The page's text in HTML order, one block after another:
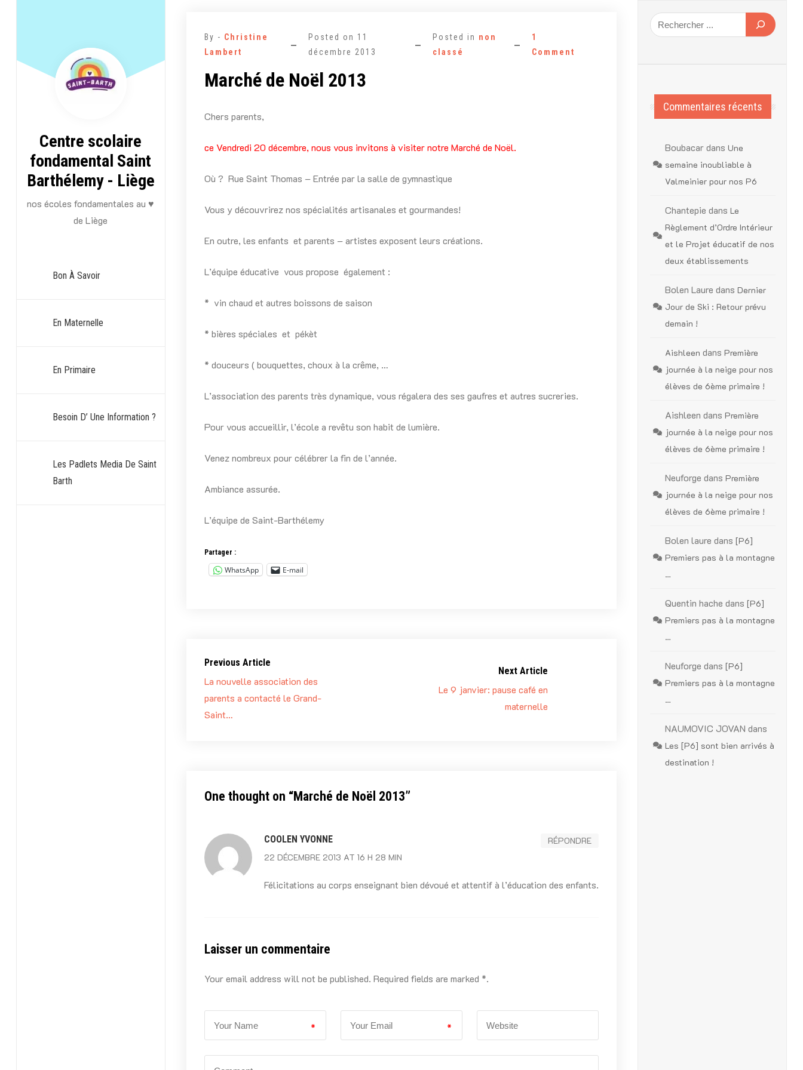
Centre scolaire
fondamental Saint
Barthélemy - Liège
nos écoles fondamentales au ♥
de Liège
Bon À Savoir
En Maternelle
En Primaire
Besoin D’ Une Information ?
Les Padlets Media De Saint
Barth
By - Christine
Lambert
Posted on 11
décembre 2013
Posted in non
classé
1
Comment
Marché de Noël 2013
Chers parents,
ce Vendredi 20 décembre, nous vous invitons à visiter notre Marché de Noël.
Où ? Rue Saint Thomas – Entrée par la salle de gymnastique
Vous y découvrirez nos spécialités artisanales et gourmandes!
En outre, les enfants et parents – artistes exposent leurs créations.
L’équipe éducative vous propose également :
* vin chaud et autres boissons de saison
* bières spéciales et pékèt
* douceurs ( bouquettes, choux à la crême, …
L’association des parents très dynamique, vous régalera des ses gaufres et autres sucreries.
Pour vous accueillir, l’école a revêtu son habit de lumière.
Venez nombreux pour célébrer la fin de l’année.
Ambiance assurée.
L’équipe de Saint-Barthélemy
Partager :
WhatsApp E-mail
Previous Article
La nouvelle association des
parents a contacté le Grand-
Saint…
Next Article
Le 9 janvier: pause café en
maternelle
One thought on “Marché de Noël 2013”
COOLEN YVONNE
22 DÉCEMBRE 2013 AT 16 H 28 MIN
RÉPONDRE
Félicitations au corps enseignant bien dévoué et attentif à l’éducation des enfants.
Laisser un commentaire
Your email address will not be published. Required fields are marked *.
* *
Commentaires récents
BoubacardansUne
semaine inoubliable à
Valmeinier pour nos P6
Chantepie dansLe
Règlement d’Ordre Intérieur
et le Projet éducatif de nos
deux établissements
Bolen Laure dansDernier
Jour de Ski : Retour prévu
demain !
Aishleen dansPremière
journée à la neige pour nos
élèves de 6ème primaire !
Aishleen dansPremière
journée à la neige pour nos
élèves de 6ème primaire !
Neuforge dansPremière
journée à la neige pour nos
élèves de 6ème primaire !
Bolen laure dans[P6]
Premiers pas à la montagne
…
Quentin hache dans[P6]
Premiers pas à la montagne
…
Neuforge dans[P6]
Premiers pas à la montagne
…
NAUMOVIC JOVAN dans
Les [P6] sont bien arrivés à
destination !